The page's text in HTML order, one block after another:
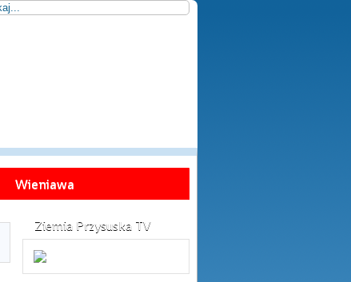
Wieniawa
Ziemia Przysuska TV